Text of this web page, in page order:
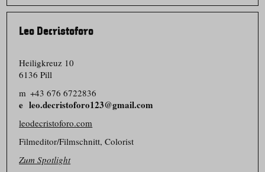
Leo Decristoforo
Heiligkreuz 10
6136 Pill
m +43 676 6722836
leo.decristoforo123@gmail.com
leodecristoforo.com
Filmeditor/​Filmschnitt, Colorist
Zum Spotlight